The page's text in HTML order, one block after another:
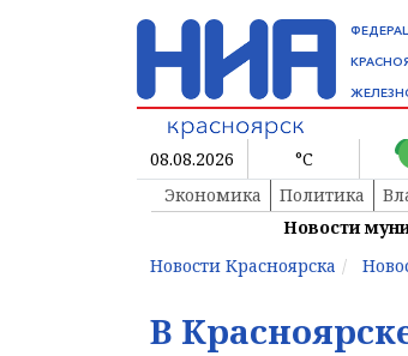
08.08.2026 °C
Экономика
Политика
Новости
Новости Красноярска
В